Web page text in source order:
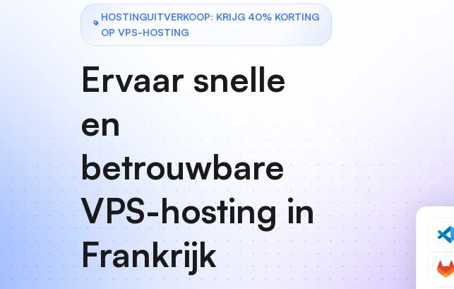
HOSTINGUITVERKOOP: KRIJG 40% KORTING
OP VPS-HOSTING
Ervaar snelle
en
betrouwbare
VPS-hosting in
Frankrijk